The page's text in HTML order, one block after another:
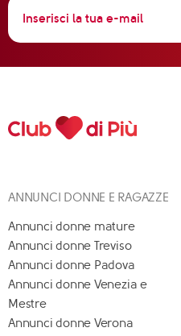
ANNUNCI DONNE E RAGAZZE
Annunci donne mature
Annunci donne Treviso
Annunci donne Padova
Annunci donne Venezia e
Mestre
Annunci donne Verona